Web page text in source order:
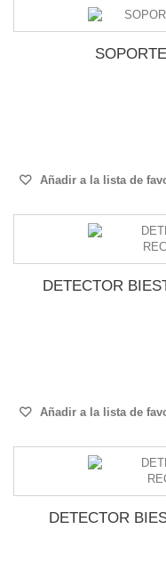
Añadir a la lista de
DETECTOR
Añadir a la lista de
DETECTOR